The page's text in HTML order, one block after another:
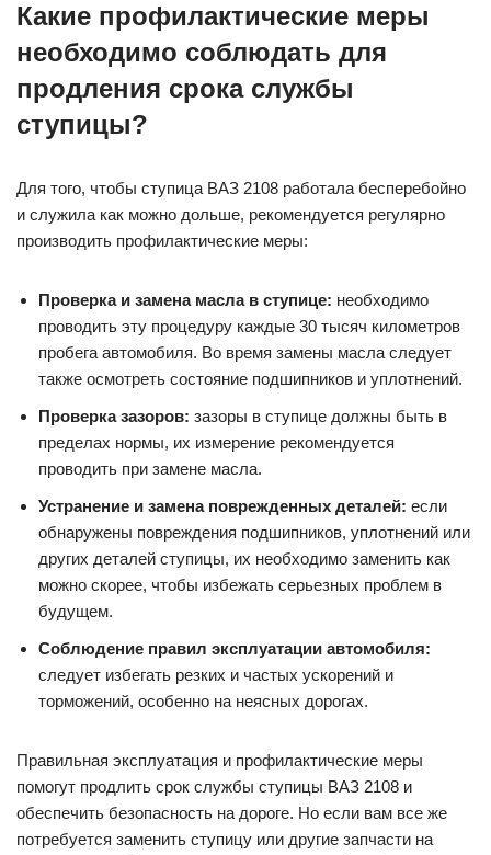
Какие профилактические меры
необходимо соблюдать для
продления срока службы
ступицы?
Для того, чтобы ступица ВАЗ 2108 работала бесперебойно
и служила как можно дольше, рекомендуется регулярно
производить профилактические меры:
Проверка и замена масла в ступице: необходимо
проводить эту процедуру каждые 30 тысяч километров
пробега автомобиля. Во время замены масла следует
также осмотреть состояние подшипников и уплотнений.
Проверка зазоров: зазоры в ступице должны быть в
пределах нормы, их измерение рекомендуется
проводить при замене масла.
Устранение и замена поврежденных деталей: если
обнаружены повреждения подшипников, уплотнений или
других деталей ступицы, их необходимо заменить как
можно скорее, чтобы избежать серьезных проблем в
будущем.
Соблюдение правил эксплуатации автомобиля:
следует избегать резких и частых ускорений и
торможений, особенно на неясных дорогах.
Правильная эксплуатация и профилактические меры
помогут продлить срок службы ступицы ВАЗ 2108 и
обеспечить безопасность на дороге. Но если вам все же
потребуется заменить ступицу или другие запчасти на